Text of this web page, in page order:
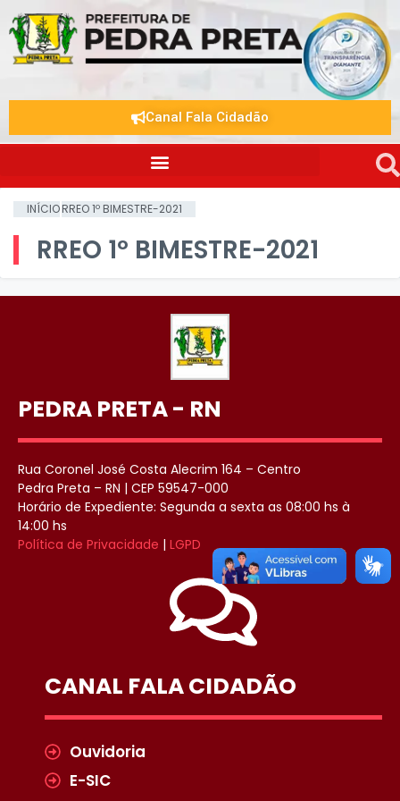
Canal Fala Cidadão
INÍCIORREO 1º BIMESTRE-2021
RREO 1º BIMESTRE-2021
PEDRA PRETA - RN
Rua Coronel José Costa Alecrim 164 – Centro
Pedra Preta – RN | CEP 59547-000
Horário de Expediente: Segunda a sexta as 08:00 hs à
14:00 hs
Política de Privacidade | LGPD
CANAL FALA CIDADÃO
Ouvidoria
E-SIC